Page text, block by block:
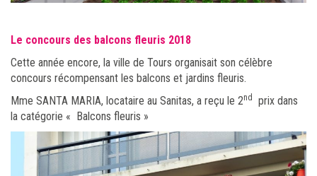
Le concours des balcons fleuris 2018
Cette année encore, la ville de Tours organisait son célèbre
concours récompensant les balcons et jardins fleuris.
Mme SANTA MARIA, locataire au Sanitas, a reçu le 2nd
prix dans
la catégorie « Balcons fleuris »